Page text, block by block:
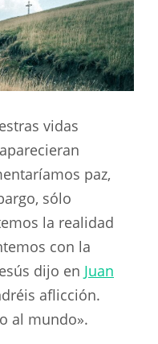
vidas
paz,
sólo
la realidad
con la
dijo en Juan
aflicción.
al mundo».